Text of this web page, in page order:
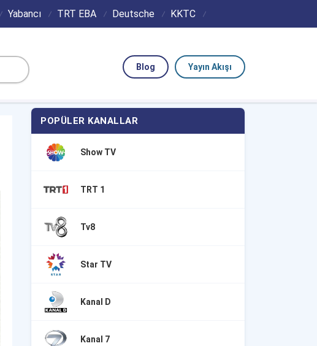
Yabancı TRT EBA Deutsche KKTC
Yayın Akışı
Blog
POPÜLER KANALLAR
Show TV
TRT 1
Tv8
Star TV
Kanal D
Kanal 7